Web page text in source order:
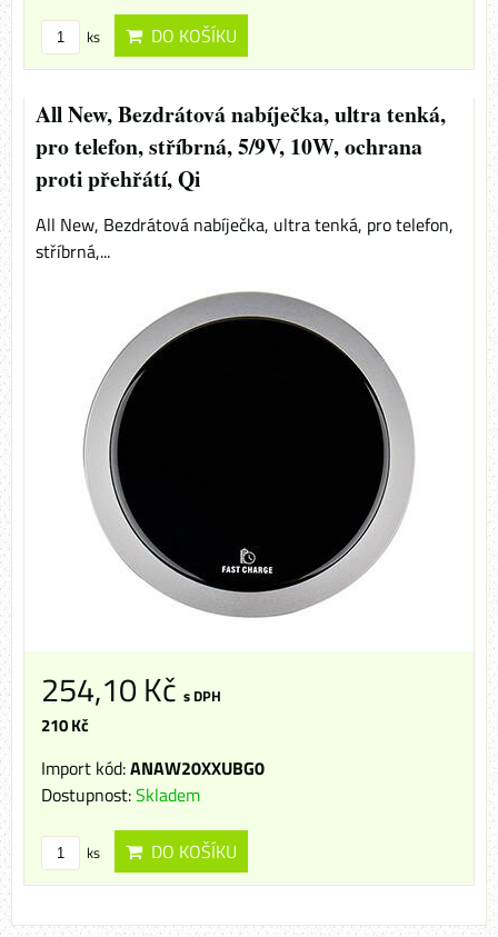
ks DO KOŠÍKU
All New, Bezdrátová nabíječka, ultra tenká,
pro telefon, stříbrná, 5/9V, 10W, ochrana
proti přehřátí, Qi
All New, Bezdrátová nabíječka, ultra tenká, pro telefon,
stříbrná,...
254,10 Kč s DPH
210 Kč
Import kód:ANAW20XXUBG0
Dostupnost:Skladem
ks DO KOŠÍKU